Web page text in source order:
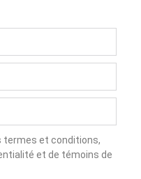
termes et conditions,
et de témoins de